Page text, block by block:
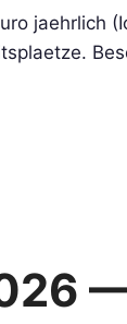
jaehrlich